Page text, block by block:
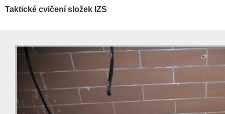
Taktické cvičení složek IZS